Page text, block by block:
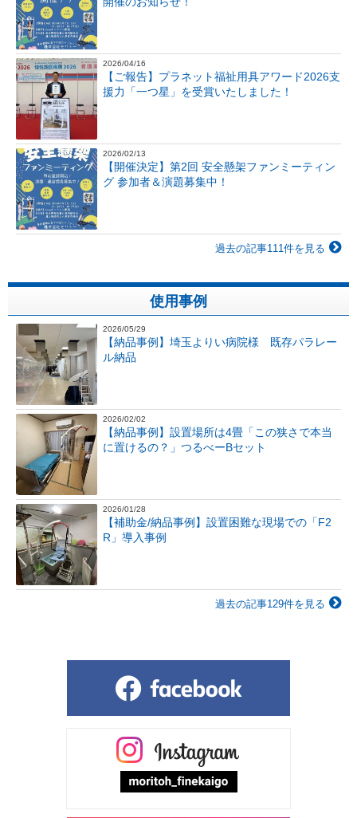
2026/04/16
【ご報告】プラネット福祉用具アワード2026支
援力「一つ星」を受賞いたしました！
2026/02/13
【開催決定】第2回 安全懸架ファンミーティン
グ 参加者＆演題募集中！
過去の記事111件を見る
使用事例
2026/05/29
【納品事例】埼玉よりい病院様 既存パラレー
ル納品
2026/02/02
【納品事例】設置場所は4畳「この狭さで本当
に置けるの？」つるべーBセット
2026/01/28
【補助金/納品事例】設置困難な現場での「F2
R」導入事例
過去の記事129件を見る